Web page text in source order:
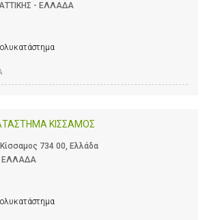
- ΕΛΛΑΔΑ
ΚΙΣΣΑΜΟΣ
734 00, Ελλάδα
ΕΛΛΑΔΑ